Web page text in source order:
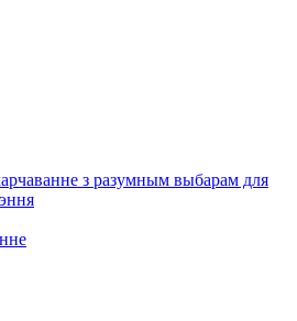
з разумным выбарам для